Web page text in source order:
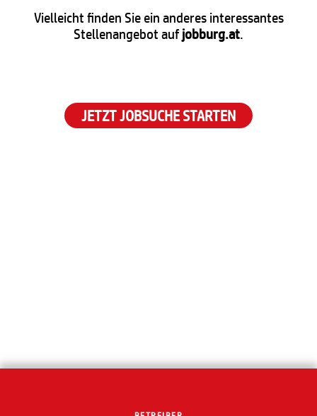
Vielleicht finden Sie ein anderes interessantes
Stellenangebot aufjobburg.at.
JETZT JOBSUCHE STARTEN